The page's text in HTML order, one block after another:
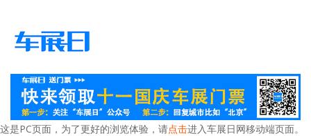
这是PC页面，为了更好的浏览体验，请点击进入车展日网移动端页面。